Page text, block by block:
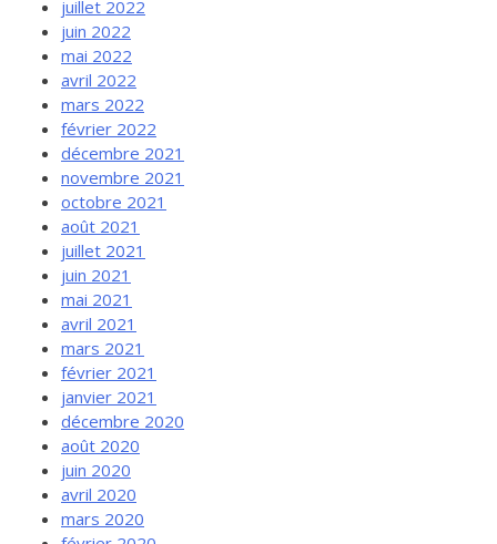
juillet 2022
juin 2022
mai 2022
avril 2022
mars 2022
février 2022
décembre 2021
novembre 2021
octobre 2021
août 2021
juillet 2021
juin 2021
mai 2021
avril 2021
mars 2021
février 2021
janvier 2021
décembre 2020
août 2020
juin 2020
avril 2020
mars 2020